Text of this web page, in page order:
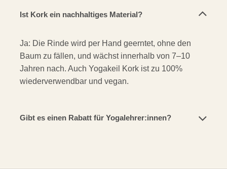
Ist Kork ein nachhaltiges Material?
Ja: Die Rinde wird per Hand geerntet, ohne den
Baum zu fällen, und wächst innerhalb von 7–10
Jahren nach. Auch Yogakeil Kork ist zu 100%
wiederverwendbar und vegan.